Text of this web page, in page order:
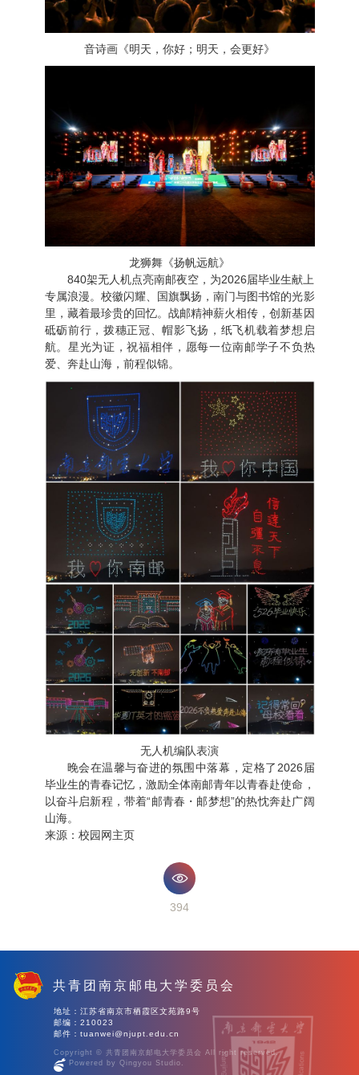
音诗画《明天，你好；明天，会更好》
龙狮舞《扬帆远航》
840架无人机点亮南邮夜空，为2026届毕业生献上
专属浪漫。校徽闪耀、国旗飘扬，南门与图书馆的光影
里，藏着最珍贵的回忆。战邮精神薪火相传，创新基因
砥砺前行，拨穗正冠、帽影飞扬，纸飞机载着梦想启
航。星光为证，祝福相伴，愿每一位南邮学子不负热
爱、奔赴山海，前程似锦。
无人机编队表演
晚会在温馨与奋进的氛围中落幕，定格了2026届
毕业生的青春记忆，激励全体南邮青年以青春赴使命，
以奋斗启新程，带着“邮青春・邮梦想”的热忱奔赴广阔
山海。
来源：校园网主页
394
共青团南京邮电大学委员会
地址：江苏省南京市栖霞区文苑路9号
邮编：210023
邮件：tuanwei@njupt.edu.cn
Copyright © 共青团南京邮电大学委员会 All right reserved.
Powered by Qingyou Studio.